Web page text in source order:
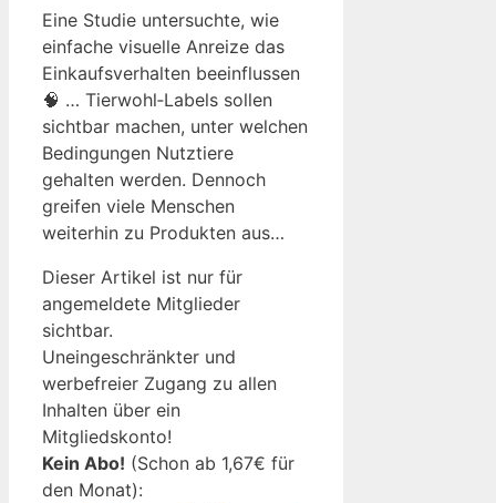
Eine Studie untersuchte, wie
einfache visuelle Anreize das
Einkaufsverhalten beeinflussen
🧠 … Tierwohl‑Labels sollen
sichtbar machen, unter welchen
Bedingungen Nutztiere
gehalten werden. Dennoch
greifen viele Menschen
weiterhin zu Produkten aus…
Dieser Artikel ist nur für
angemeldete Mitglieder
sichtbar.
Uneingeschränkter und
werbefreier Zugang zu allen
Inhalten über ein
Mitgliedskonto!
Kein Abo! (Schon ab 1,67€ für
den Monat):